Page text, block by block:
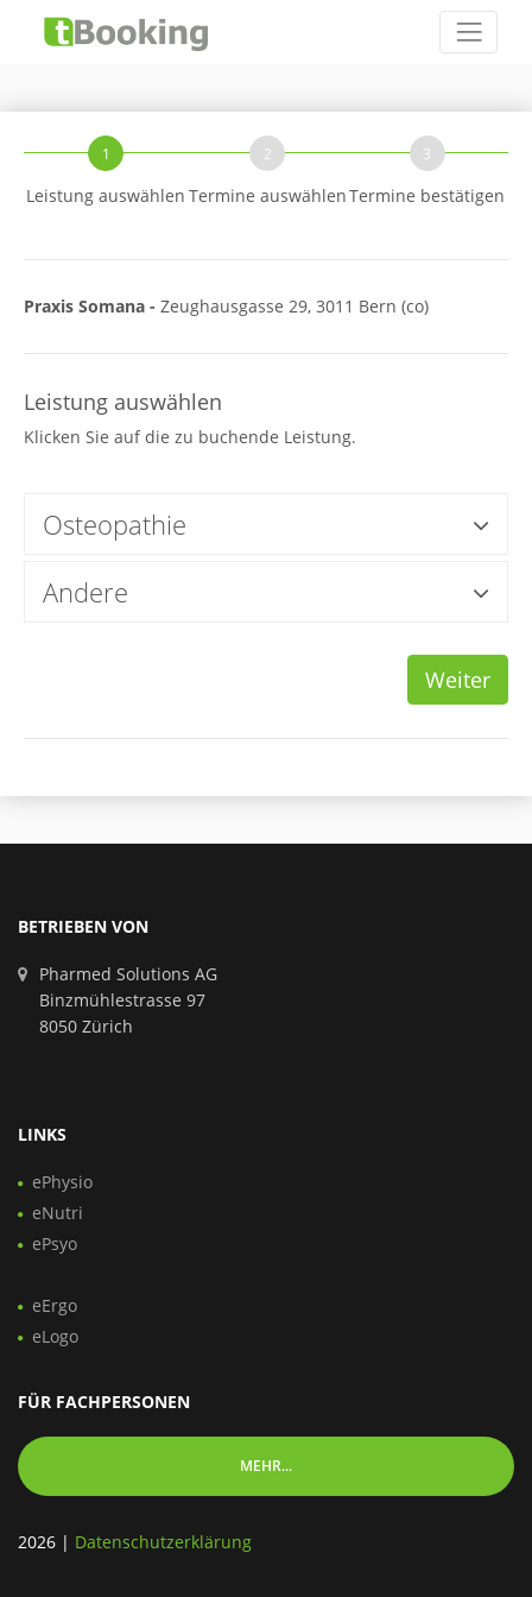
1
Leistung auswählen
2
Termine auswählen
3
Termine bestätigen
Praxis Somana - Zeughausgasse 29, 3011 Bern (co)
Leistung auswählen
Klicken Sie auf die zu buchende Leistung.
Osteopathie
Andere
Weiter
BETRIEBEN VON
Pharmed Solutions AG
Binzmühlestrasse 97
8050 Zürich
LINKS
ePhysio
eNutri
ePsyo
eErgo
eLogo
FÜR FACHPERSONEN
MEHR...
2026 | Datenschutzerklärung